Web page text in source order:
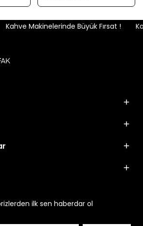
Kahve Makinelerinde Büyük Fırsat !
ilk sen haberdar ol